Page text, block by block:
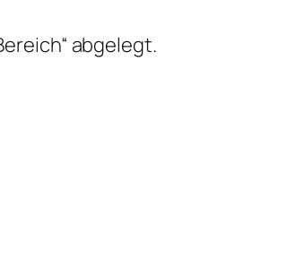
abgelegt.